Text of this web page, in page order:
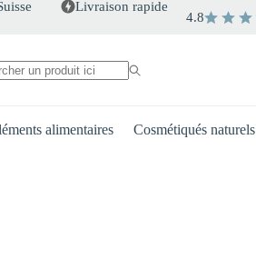
Livraison rapide
4.8
alimentaires Cosmétiqués naturels